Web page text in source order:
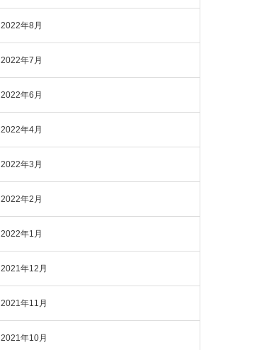
2022年8月
2022年7月
2022年6月
2022年4月
2022年3月
2022年2月
2022年1月
2021年12月
2021年11月
2021年10月